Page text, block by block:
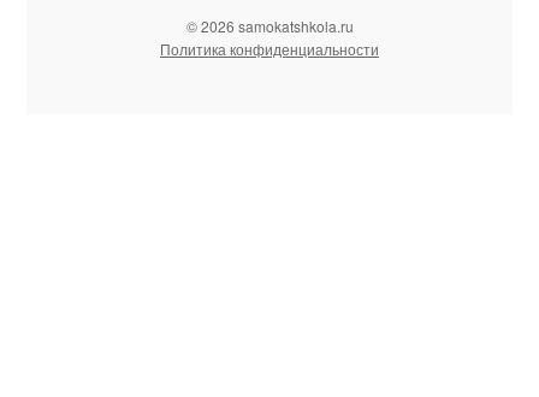
© 2026 samokatshkola.ru
Политика конфиденциальности